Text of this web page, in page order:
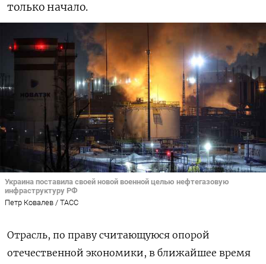
только начало.
Украина поставила своей новой военной целью нефтегазовую
инфраструктуру РФ
Петр Ковалев / ТАСС
Отрасль, по праву считающуюся опорой
отечественной экономики, в ближайшее время